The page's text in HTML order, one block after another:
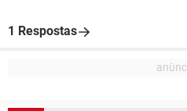
1 Respostas